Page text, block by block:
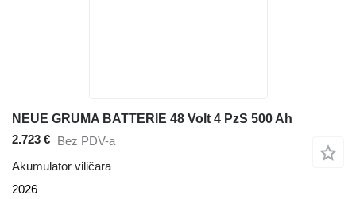
NEUE GRUMA BATTERIE 48 Volt 4 PzS 500 Ah
2.723 € Bez PDV-a
Akumulator viličara
2026